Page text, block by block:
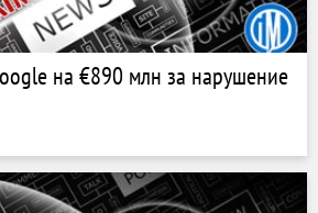
на €890 млн за нарушение